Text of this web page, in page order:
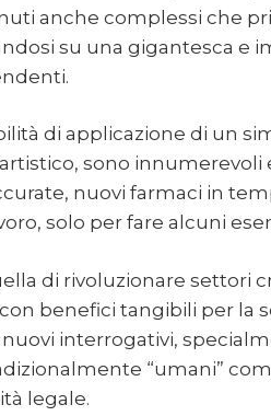
anche complessi che
su una gigantesca e
di applicazione di un
sono innumerevoli
nuovi farmaci in
solo per fare alcuni
di rivoluzionare settori
benefici tangibili per la
interrogativi,
“umani”
legale.